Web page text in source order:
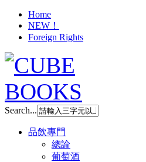
Home
NEW！
Foreign Rights
Search...
品飲專門
總論
葡萄酒